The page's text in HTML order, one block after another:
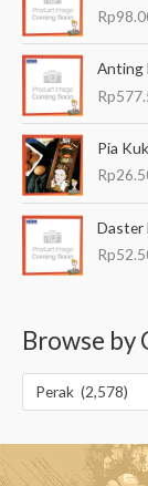
Rp
Anting
Rp
Pia
Rp
Daster
Rp
Browse by
Perak (2,578)